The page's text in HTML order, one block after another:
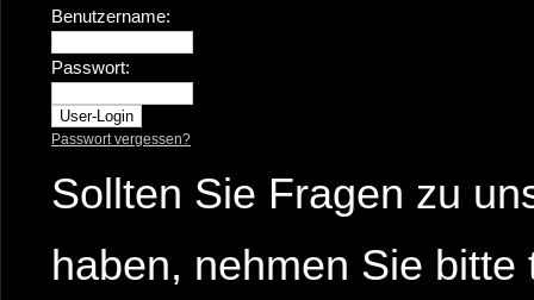
Benutzername:
Passwort:
Passwort vergessen?
Sollten Sie Fragen zu
haben, nehmen Sie